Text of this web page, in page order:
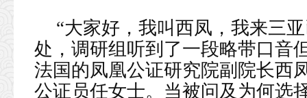
“大家好，我叫西凤，我来三
处，调研组听到了一段略带口音
法国的凤凰公证研究院副院长西
公证员任女士。当被问及为何选